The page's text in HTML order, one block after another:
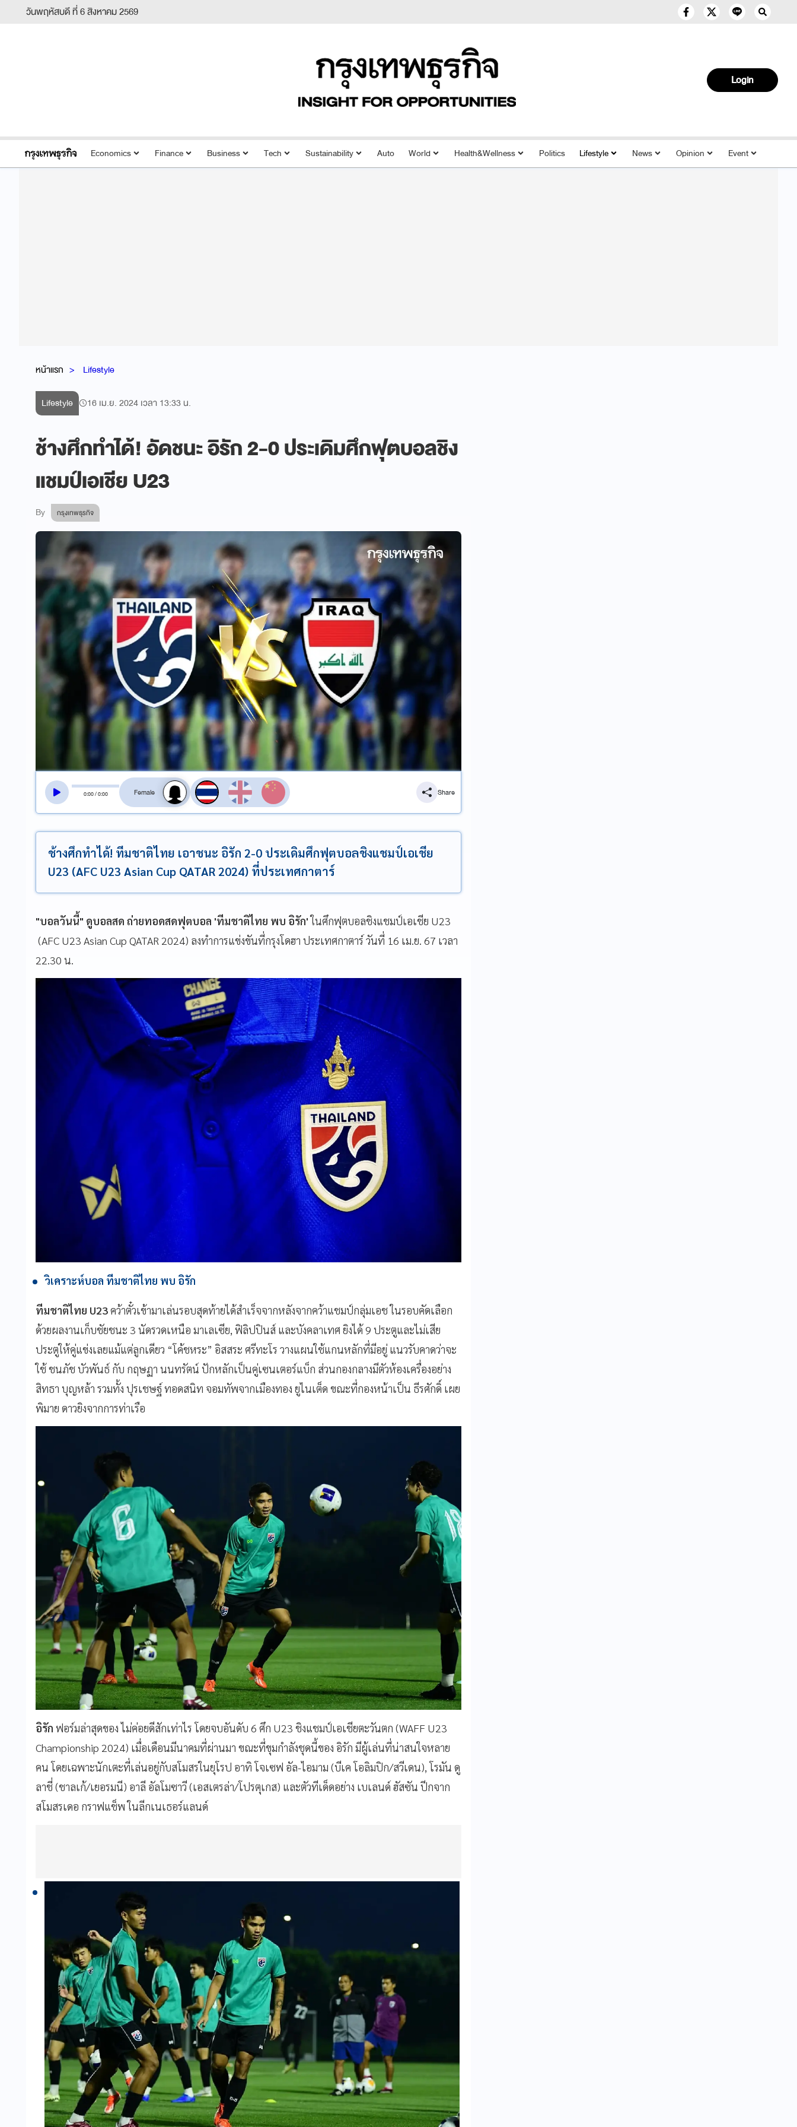
วันพฤหัสบดี ที่ 6 สิงหาคม 2569
Login
Economics Finance Business Tech Sustainability Auto World Health&Wellness Politics Lifestyle News Opinion Event
หน้าแรก Lifestyle
Lifestyle 16 เม.ย. 2024 เวลา 13:33 น.
ช้างศึกทำได้! อัดชนะ อิรัก 2-0 ประเดิมศึกฟุตบอลชิง
แชมป์เอเชีย U23
By กรุงเทพธุรกิจ
0:00/0:00
สลับเสียงอ่าน
Share
ช้างศึกทำได้! ทีมชาติไทย เอาชนะ อิรัก 2-0 ประเดิมศึกฟุตบอลชิงแชมป์เอเชีย
U23 (AFC U23 Asian Cup QATAR 2024) ที่ประเทศกาตาร์
"บอลวันนี้" ดูบอลสด ถ่ายทอดสดฟุตบอล 'ทีมชาติไทย พบ อิรัก'ในศึกฟุตบอลชิงแชมป์เอเชีย U23
(AFC U23 Asian Cup QATAR 2024) ลงทำการแข่งขันที่กรุงโดฮา ประเทศกาตาร์ วันที่ 16 เม.ย. 67 เวลา
22.30 น.
วิเคราะห์บอล ทีมชาติไทย พบ อิรัก
ทีมชาติไทย U23คว้าตั๋วเข้ามาเล่นรอบสุดท้ายได้สำเร็จจากหลังจากคว้าแชมป์กลุ่มเอช ในรอบคัดเลือก
ด้วยผลงานเก็บชัยชนะ 3 นัดรวดเหนือ มาเลเซีย, ฟิลิปปินส์ และบังคลาเทศ ยิงได้ 9 ประตูและไม่เสีย
ประตูให้คู่แข่งเลยแม้แต่ลูกเดียว “โค้ชหระ” อิสสระ ศรีทะโร วางแผนใช้แกนหลักที่มีอยู่ แนวรับคาดว่าจะ
ใช้ ชนภัช บัวพันธ์ กับ กฤษฏา นนทรัตน์ ปักหลักเป็นคู่เซนเตอร์แบ็ก ส่วนกองกลางมีตัวห้องเครื่องอย่าง
สิทธา บุญหล้า รวมทั้ง ปุรเชษฐ์ ทอดสนิท จอมทัพจากเมืองทอง ยูไนเต็ด ขณะที่กองหน้าเป็น ธีรศักดิ์ เผย
พิมาย ดาวยิงจากการท่าเรือ
อิรัก ฟอร์มล่าสุดของ ไม่ค่อยดีสักเท่าไร โดยจบอันดับ 6 ศึก U23 ชิงแชมป์เอเชียตะวันตก (WAFF U23
Championship 2024) เมื่อเดือนมีนาคมที่ผ่านมา ขณะที่ขุมกำลังชุดนี้ของ อิรัก มีผู้เล่นที่น่าสนใจหลาย
คน โดยเฉพาะนักเตะที่เล่นอยู่กับสโมสรในยุโรป อาทิ โจเซฟ อัล-ไอมาม (บีเค โอลิมปิก/สวีเดน), โรมัน ดู
ลาชี่ (ชาลเก้/เยอรมนี) อาลี อัลโมซาวี (เอสเตรล่า/โปรตุเกส) และตัวทีเด็ดอย่าง เบเลนด์ ฮัสซัน ปีกจาก
สโมสรเดอ กราฟแช็พ ในลีกเนเธอร์แลนด์